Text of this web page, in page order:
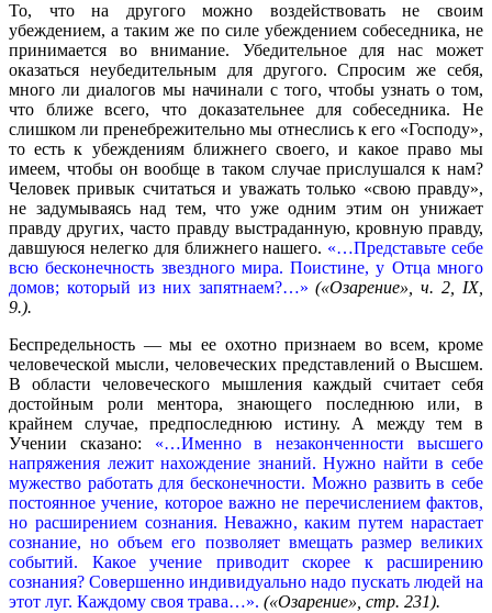
То, что на другого можно воздействовать не своим
убеждением, а таким же по силе убеждением собеседника, не
принимается во внимание. Убедительное для нас может
оказаться неубедительным для другого. Спросим же себя,
много ли диалогов мы начинали с того, чтобы узнать о том,
что ближе всего, что доказательнее для собеседника. Не
слишком ли пренебрежительно мы отнеслись к его «Господу»,
то есть к убеждениям ближнего своего, и какое право мы
имеем, чтобы он вообще в таком случае прислушался к нам?
Человек привык считаться и уважать только «свою правду»,
не задумываясь над тем, что уже одним этим он унижает
правду других, часто правду выстраданную, кровную правду,
давшуюся нелегко для ближнего нашего. «…Представьте себе
всю бесконечность звездного мира. Поистине, у Отца много
домов; который из них запятнаем?…» («Озарение», ч. 2, IX,
9.).
Беспредельность — мы ее охотно признаем во всем, кроме
человеческой мысли, человеческих представлений о Высшем.
В области человеческого мышления каждый считает себя
достойным роли ментора, знающего последнюю или, в
крайнем случае, предпоследнюю истину. А между тем в
Учении сказано: «…Именно в незаконченности высшего
напряжения лежит нахождение знаний. Нужно найти в себе
мужество работать для бесконечности. Можно развить в себе
постоянное учение, которое важно не перечислением фактов,
но расширением сознания. Неважно, каким путем нарастает
сознание, но объем его позволяет вмещать размер великих
событий. Какое учение приводит скорее к расширению
сознания? Совершенно индивидуально надо пускать людей на
этот луг. Каждому своя трава…». («Озарение», стр. 231).